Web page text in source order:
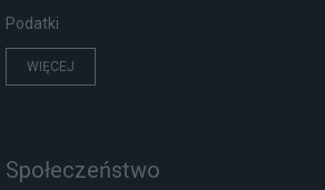
Podatki
WIĘCEJ
Społeczeństwo